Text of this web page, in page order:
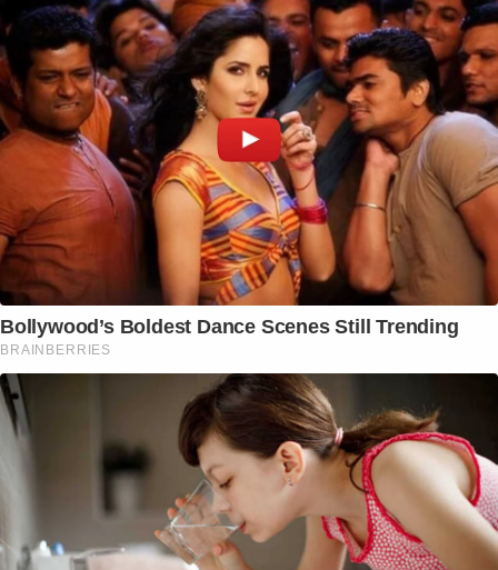
Bollywood’s Boldest Dance Scenes Still Trending
BRAINBERRIES